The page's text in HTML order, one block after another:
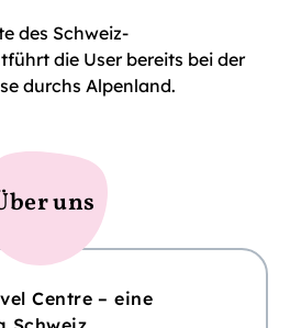
des Schweiz-
die User bereits bei der
durchs Alpenland.
uns
Centre – eine